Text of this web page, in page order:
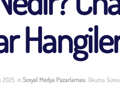
2025 inSosyal Medya Pazarlaması Okuma